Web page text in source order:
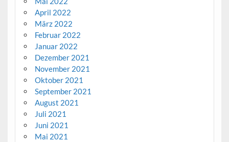
April 2022
März 2022
Februar 2022
Januar 2022
Dezember 2021
November 2021
Oktober 2021
September 2021
August 2021
Juli 2021
Juni 2021
Mai 2021